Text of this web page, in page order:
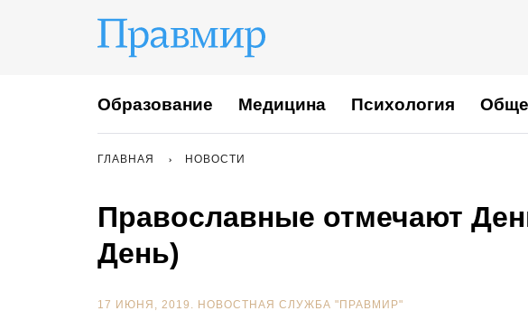
Образование Медицина Психология
ГЛАВНАЯ НОВОСТИ
Православные отмечают
День)
17 ИЮНЯ, 2019. НОВОСТНАЯ СЛУЖБА "ПРАВМИР"